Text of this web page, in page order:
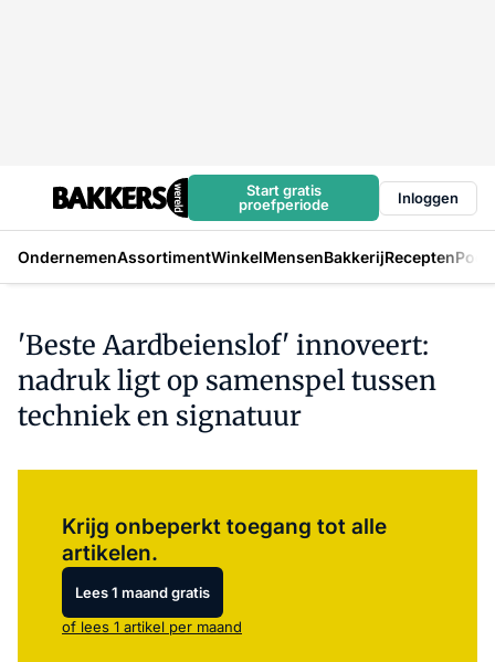
Start gratis
proefperiode
Inloggen
OndernemenAssortimentWinkelMensenBakkerijRecepten
'Beste Aardbeienslof' innoveert:
nadruk ligt op samenspel tussen
techniek en signatuur
Krijg onbeperkt toegang tot alle
artikelen.
Lees 1 maand gratis
of lees 1 artikel per maand